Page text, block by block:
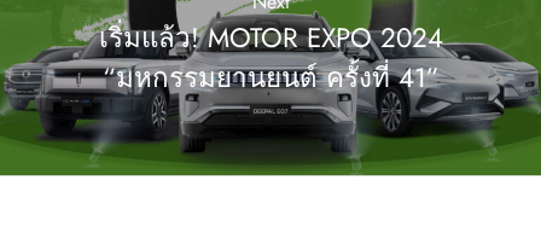
เริ่มแล้ว! MOTOR EXPO 2024
“มหกรรมยานยนต์ ครั้งที่ 41”